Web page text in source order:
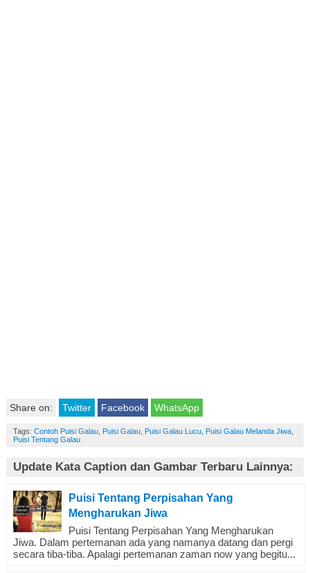
Share on: Twitter Facebook WhatsApp
Tags: Contoh Puisi Galau, Puisi Galau, Puisi Galau Lucu, Puisi Galau Melanda Jiwa,
Puisi Tentang Galau
Update Kata Caption dan Gambar Terbaru Lainnya:
Puisi Tentang Perpisahan Yang
Mengharukan Jiwa
Puisi Tentang Perpisahan Yang Mengharukan
Jiwa. Dalam pertemanan ada yang namanya datang dan pergi
secara tiba-tiba. Apalagi pertemanan zaman now yang begitu...